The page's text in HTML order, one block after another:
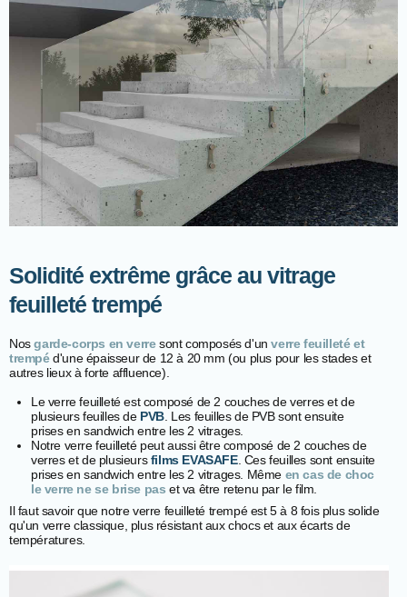
Solidité extrême grâce au vitrage
feuilleté trempé
Nosgarde-corps en verresont composés d'un verre feuilleté et
trempéd'une épaisseur de 12 à 20 mm (ou plus pour les stades et
autres lieux à forte affluence).
Le verre feuilleté est composé de 2 couches de verres et de
plusieurs feuilles de PVB. Les feuilles de PVB sont ensuite
prises en sandwich entre les 2 vitrages.
Notre verre feuilleté peut aussi être composé de 2 couches de
verres et de plusieurs films EVASAFE. Ces feuilles sont ensuite
prises en sandwich entre les 2 vitrages. Même en cas de choc
le verre ne se brise pas et va être retenu par le film.
Il faut savoir que notre verre feuilleté trempé est 5 à 8 fois plus solide
qu'un verre classique, plus résistant aux chocs et aux écarts de
températures.